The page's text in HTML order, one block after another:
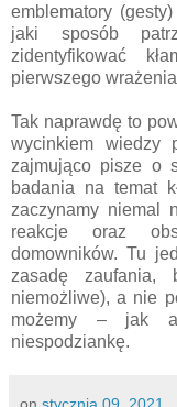
emblematory
jaki sposób
zidentyfikować
pierwszego
Tak naprawdę to
wycinkiem wiedzy
zajmująco pisze o
badania na temat
zaczynamy niemal
reakcje oraz
domowników. Tu
zasadę zaufania,
niemożliwe), a nie
możemy – jak
niespodziankę.
on stycznia 09, 2021